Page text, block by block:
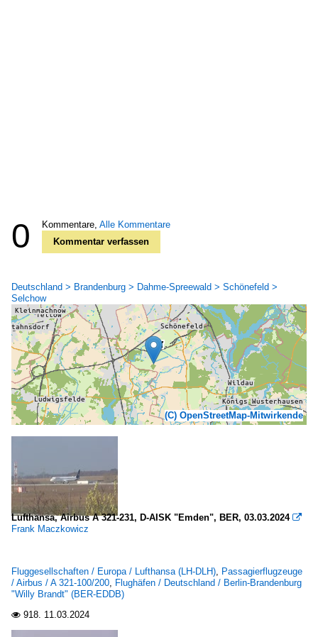
0 Kommentare, Alle Kommentare
Kommentar verfassen
Deutschland > Brandenburg > Dahme-Spreewald > Schönefeld >
Selchow
(C) OpenStreetMap-Mitwirkende
Lufthansa, Airbus A 321-231, D-AISK "Emden", BER, 03.03.2024 
Frank Maczkowicz
Fluggesellschaften / Europa / Lufthansa (LH-DLH), Passagierflugzeuge
/ Airbus / A 321-100/200, Flughäfen / Deutschland / Berlin-Brandenburg
"Willy Brandt" (BER-EDDB)
 918. 11.03.2024